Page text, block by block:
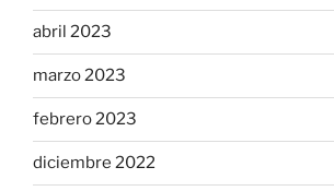
abril 2023
marzo 2023
febrero 2023
diciembre 2022